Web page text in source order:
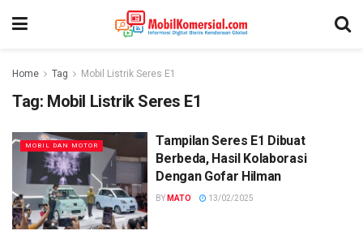
Home Tag Mobil Listrik Seres E1
Tag: Mobil Listrik Seres E1
MOBIL DAN MOTOR
Tampilan Seres E1 Dibuat
Berbeda, Hasil Kolaborasi
Dengan Gofar Hilman
BY MATO 13/02/2025